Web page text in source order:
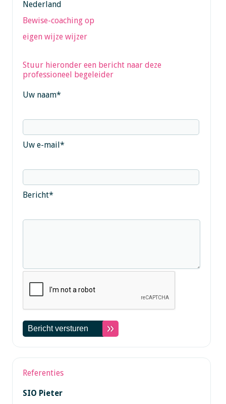
Nederland
Bewise-coaching op
eigen wijze wijzer
Stuur hieronder een bericht naar deze
professioneel begeleider
Uw naam*
Uw e-mail*
Bericht*
Referenties
SIO Pieter